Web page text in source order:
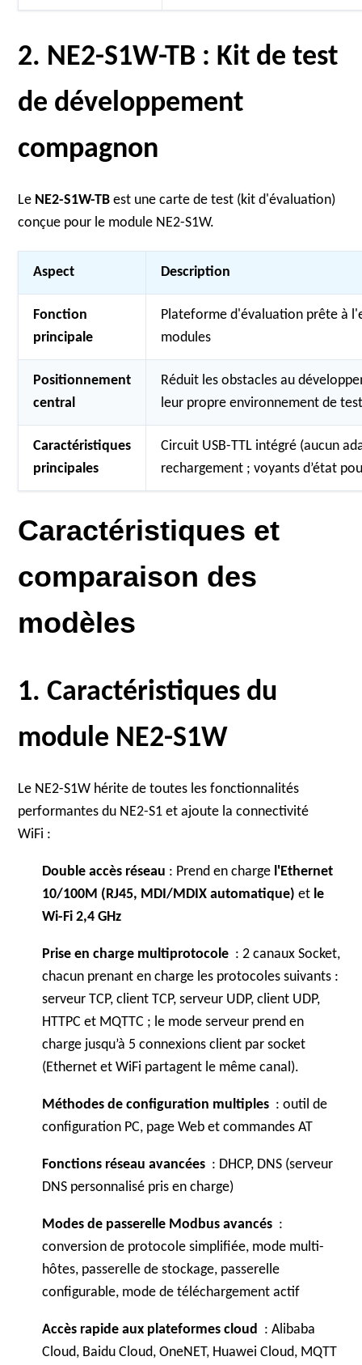
2. NE2-S1W-TB : Kit de test
de développement
compagnon
Le NE2-S1W-TBest une carte de test (kit d'évaluation)
conçue pour le module NE2-S1W.
Aspect Description
Fonction
principale
Plateforme d'évaluation prête à
modules
Positionnement
central
Réduit les obstacles au
leur propre environnement de
Caractéristiques
principales
Circuit USB-TTL intégré (aucun
rechargement ; voyants d’état
Caractéristiques et
comparaison des
modèles
1. Caractéristiques du
module NE2-S1W
Le NE2-S1W hérite de toutes les fonctionnalités
performantes du NE2-S1 et ajoute la connectivité
WiFi :
Double accès réseau : Prend en charge l'Ethernet
10/100M (RJ45, MDI/MDIX automatique)et le
Wi-Fi 2,4 GHz
Prise en charge multiprotocole : 2 canaux Socket,
chacun prenant en charge les protocoles suivants :
serveur TCP, client TCP, serveur UDP, client UDP,
HTTPC et MQTTC ; le mode serveur prend en
charge jusqu’à 5 connexions client par socket
(Ethernet et WiFi partagent le même canal).
Méthodes de configuration multiples : outil de
configuration PC, page Web et commandes AT
Fonctions réseau avancées : DHCP, DNS (serveur
DNS personnalisé pris en charge)
Modes de passerelle Modbus avancés :
conversion de protocole simplifiée, mode multi-
hôtes, passerelle de stockage, passerelle
configurable, mode de téléchargement actif
Accès rapide aux plateformes cloud : Alibaba
Cloud, Baidu Cloud, OneNET, Huawei Cloud, MQTT